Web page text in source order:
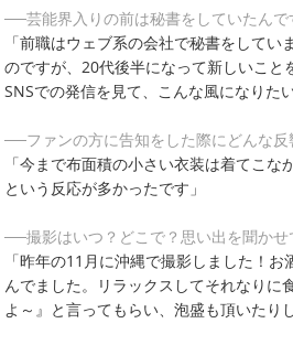
──芸能界入りの前は秘書をしていたんで
「前職はウェブ系の会社で秘書をして
のですが、20代後半になって新しいこ
SNSでの発信を見て、こんな風になりた
──ファンの方に告知をした際にどんな反
「今まで布面積の小さい衣装は着てこ
という反応が多かったです」
──撮影はいつ？どこで？思い出を聞かせ
「昨年の11月に沖縄で撮影しました！
んでました。リラックスしてそれなりに
よ～』と言ってもらい、泡盛も頂いたり